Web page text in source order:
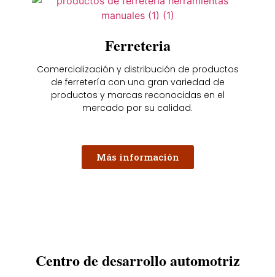
Ferreteria
Comercialización y distribución de productos
de ferretería con una gran variedad de
productos y marcas reconocidas en el
mercado por su calidad.
Más información
Centro de desarrollo automotriz